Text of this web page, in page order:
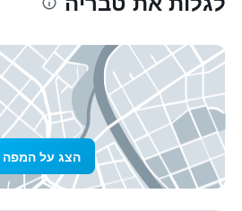
הצג על המפה